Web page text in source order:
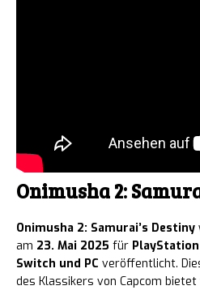
Onimusha 2:
Onimusha 2: Samurai’s Destiny
am 23. Mai 2025 für
Switch und PC veröffentlicht.
des Klassikers von Capcom